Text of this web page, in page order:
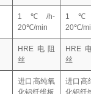
1℃/h-
20℃/min
1℃/
20℃/
HRE电阻
丝
HRE
丝
进口高纯氧
化铝纤维板
进口高
化铝纤